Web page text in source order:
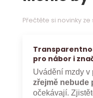
Přečtěte si novinky
pro nábor i
Uvádění mzdy v
zřejmě nebude
očekávají.